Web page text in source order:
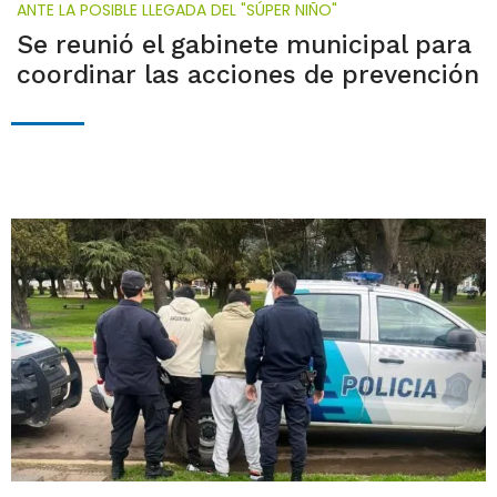
ANTE LA POSIBLE LLEGADA DEL "SÚPER NIÑO"
Se reunió el gabinete municipal para
coordinar las acciones de prevención